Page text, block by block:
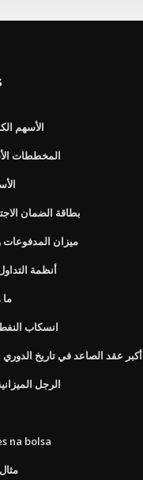
الأسهم
المخططات
بطاقة الضمان
ميزان المدفوعات
أنظمة
انسكاب
أكبر عقد الصاعد في تاريخ الدوري
الرجل
na bolsa